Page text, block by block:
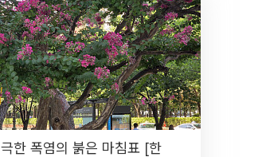
극한 폭염의 붉은 마침표 [한